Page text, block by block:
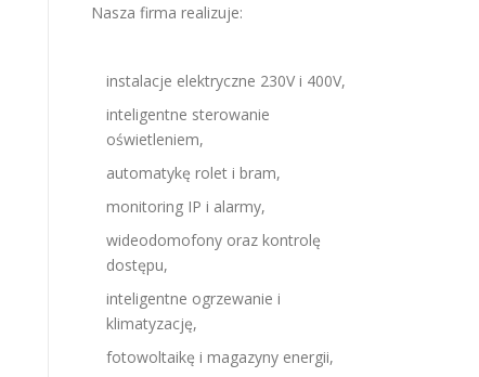
Nasza firma realizuje:
instalacje elektryczne 230V i 400V,
inteligentne sterowanie
oświetleniem,
automatykę rolet i bram,
monitoring IP i alarmy,
wideodomofony oraz kontrolę
dostępu,
inteligentne ogrzewanie i
klimatyzację,
fotowoltaikę i magazyny energii,